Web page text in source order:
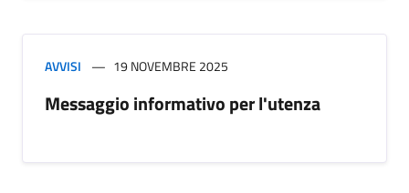
AVVISI 19 NOVEMBRE 2025
Messaggio informativo per l'utenza